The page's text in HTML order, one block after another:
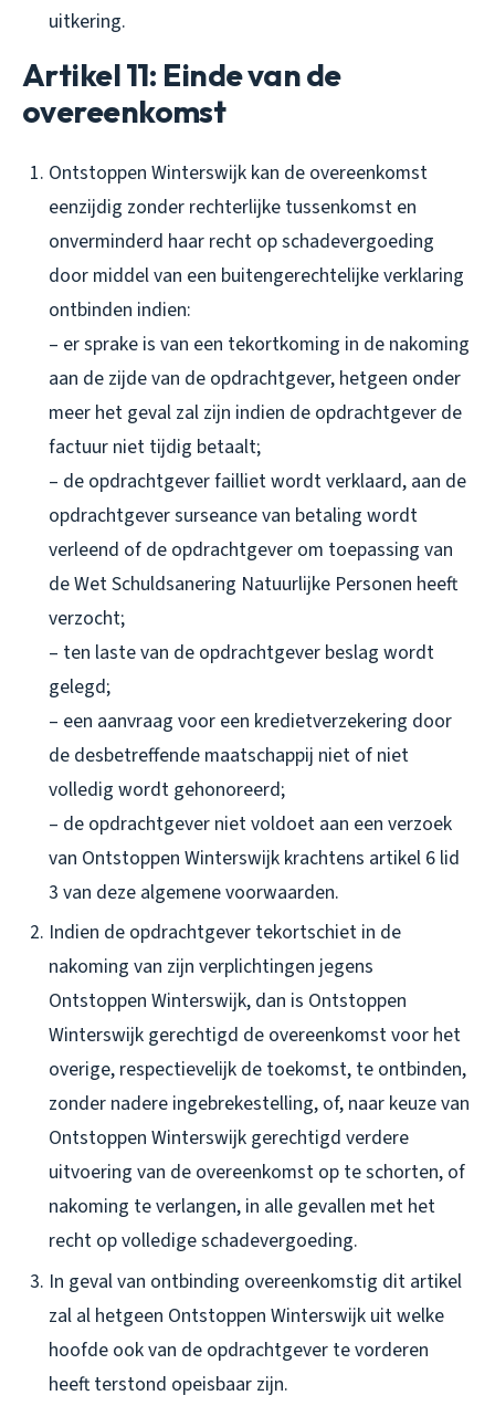
uitkering.
Artikel 11: Einde van de
overeenkomst
Ontstoppen Winterswijk kan de overeenkomst
eenzijdig zonder rechterlijke tussenkomst en
onverminderd haar recht op schadevergoeding
door middel van een buitengerechtelijke verklaring
ontbinden indien:
– er sprake is van een tekortkoming in de nakoming
aan de zijde van de opdrachtgever, hetgeen onder
meer het geval zal zijn indien de opdrachtgever de
factuur niet tijdig betaalt;
– de opdrachtgever failliet wordt verklaard, aan de
opdrachtgever surseance van betaling wordt
verleend of de opdrachtgever om toepassing van
de Wet Schuldsanering Natuurlijke Personen heeft
verzocht;
– ten laste van de opdrachtgever beslag wordt
gelegd;
– een aanvraag voor een kredietverzekering door
de desbetreffende maatschappij niet of niet
volledig wordt gehonoreerd;
– de opdrachtgever niet voldoet aan een verzoek
van Ontstoppen Winterswijk krachtens artikel 6 lid
3 van deze algemene voorwaarden.
Indien de opdrachtgever tekortschiet in de
nakoming van zijn verplichtingen jegens
Ontstoppen Winterswijk, dan is Ontstoppen
Winterswijk gerechtigd de overeenkomst voor het
overige, respectievelijk de toekomst, te ontbinden,
zonder nadere ingebrekestelling, of, naar keuze van
Ontstoppen Winterswijk gerechtigd verdere
uitvoering van de overeenkomst op te schorten, of
nakoming te verlangen, in alle gevallen met het
recht op volledige schadevergoeding.
In geval van ontbinding overeenkomstig dit artikel
zal al hetgeen Ontstoppen Winterswijk uit welke
hoofde ook van de opdrachtgever te vorderen
heeft terstond opeisbaar zijn.